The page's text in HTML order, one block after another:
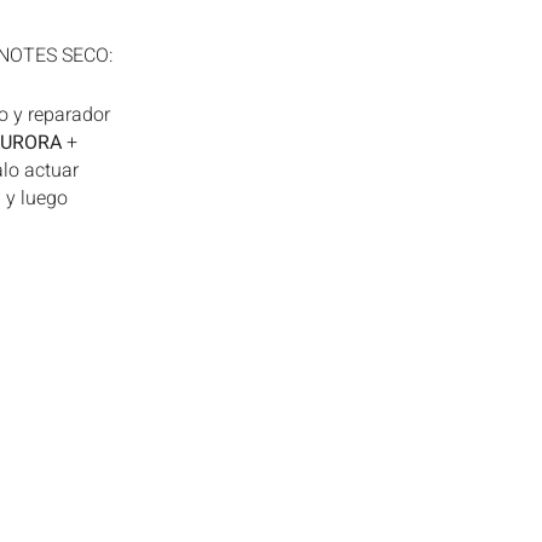
SECO:
y reparador
+
actuar
y luego